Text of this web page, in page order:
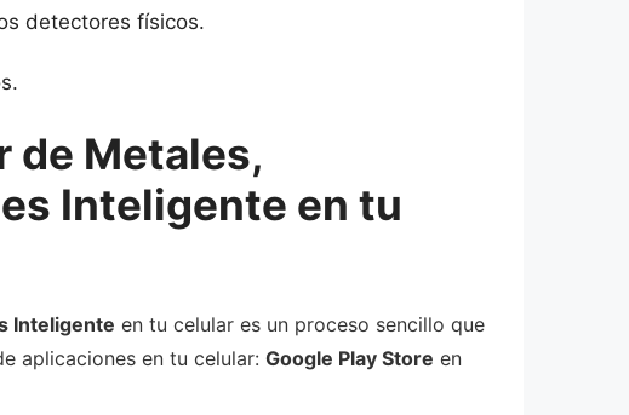
detectores físicos.
de Metales,
Inteligente en tu
Inteligente en tu celular es un proceso sencillo que
aplicaciones en tu celular: Google Play Store en